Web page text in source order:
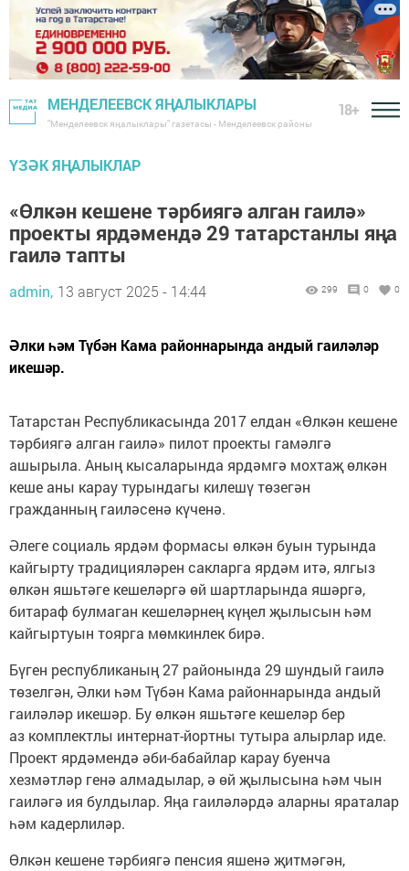
МЕНДЕЛЕЕВСК ЯҢАЛЫКЛАРЫ
"Менделеевск яңалыклары" газетасы - Менделеевск районы
18+
ҮЗӘК ЯҢАЛЫКЛАР
«Өлкән кешене тәрбиягә алган гаилә»
проекты ярдәмендә 29 татарстанлы яңа
гаилә тапты
admin, 13 август 2025 - 14:44 299 0 0
Әлки һәм Түбән Кама районнарында андый гаиләләр
икешәр.
Татарстан Республикасында 2017 елдан «Өлкән кешене
тәрбиягә алган гаилә» пилот проекты гамәлгә
ашырыла. Аның кысаларында ярдәмгә мохтаҗ өлкән
кеше аны карау турындагы килешү төзегән
гражданның гаиләсенә күченә.
Әлеге социаль ярдәм формасы өлкән буын турында
кайгырту традицияләрен сакларга ярдәм итә, ялгыз
өлкән яшьтәге кешеләргә өй шартларында яшәргә,
битараф булмаган кешеләрнең күңел җылысын һәм
кайгыртуын тоярга мөмкинлек бирә.
Бүген республиканың 27 районында 29 шундый гаилә
төзелгән, Әлки һәм Түбән Кама районнарында андый
гаиләләр икешәр. Бу өлкән яшьтәге кешеләр бер
аз комплектлы интернат-йортны тутыра алырлар иде.
Проект ярдәмендә әби-бабайлар карау буенча
хезмәтләр генә алмадылар, ә өй җылысына һәм чын
гаиләгә ия булдылар. Яңа гаиләләрдә аларны яраталар
һәм кадерлиләр.
Өлкән кешене тәрбиягә пенсия яшенә җитмәгән,